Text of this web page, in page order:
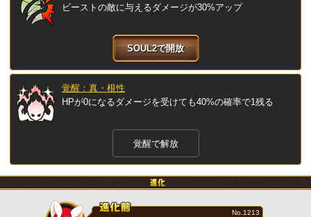
ビーストの敵に与えるダメージが30%アップ
SOUL2で開放
覚醒：真・根性
HPが0になるダメージを受けても40%の確率で1残る
覚醒で解放
No.1213